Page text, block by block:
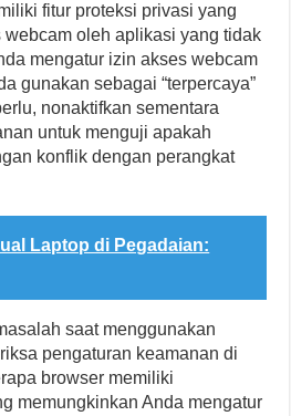
fitur proteksi privasi yang
oleh aplikasi yang tidak
mengatur izin akses webcam
gunakan sebagai “terpercaya”
nonaktifkan sementara
untuk menguji apakah
konflik dengan perangkat
Laptop di Pegadaian:
saat menggunakan
pengaturan keamanan di
browser memiliki
memungkinkan Anda mengatur